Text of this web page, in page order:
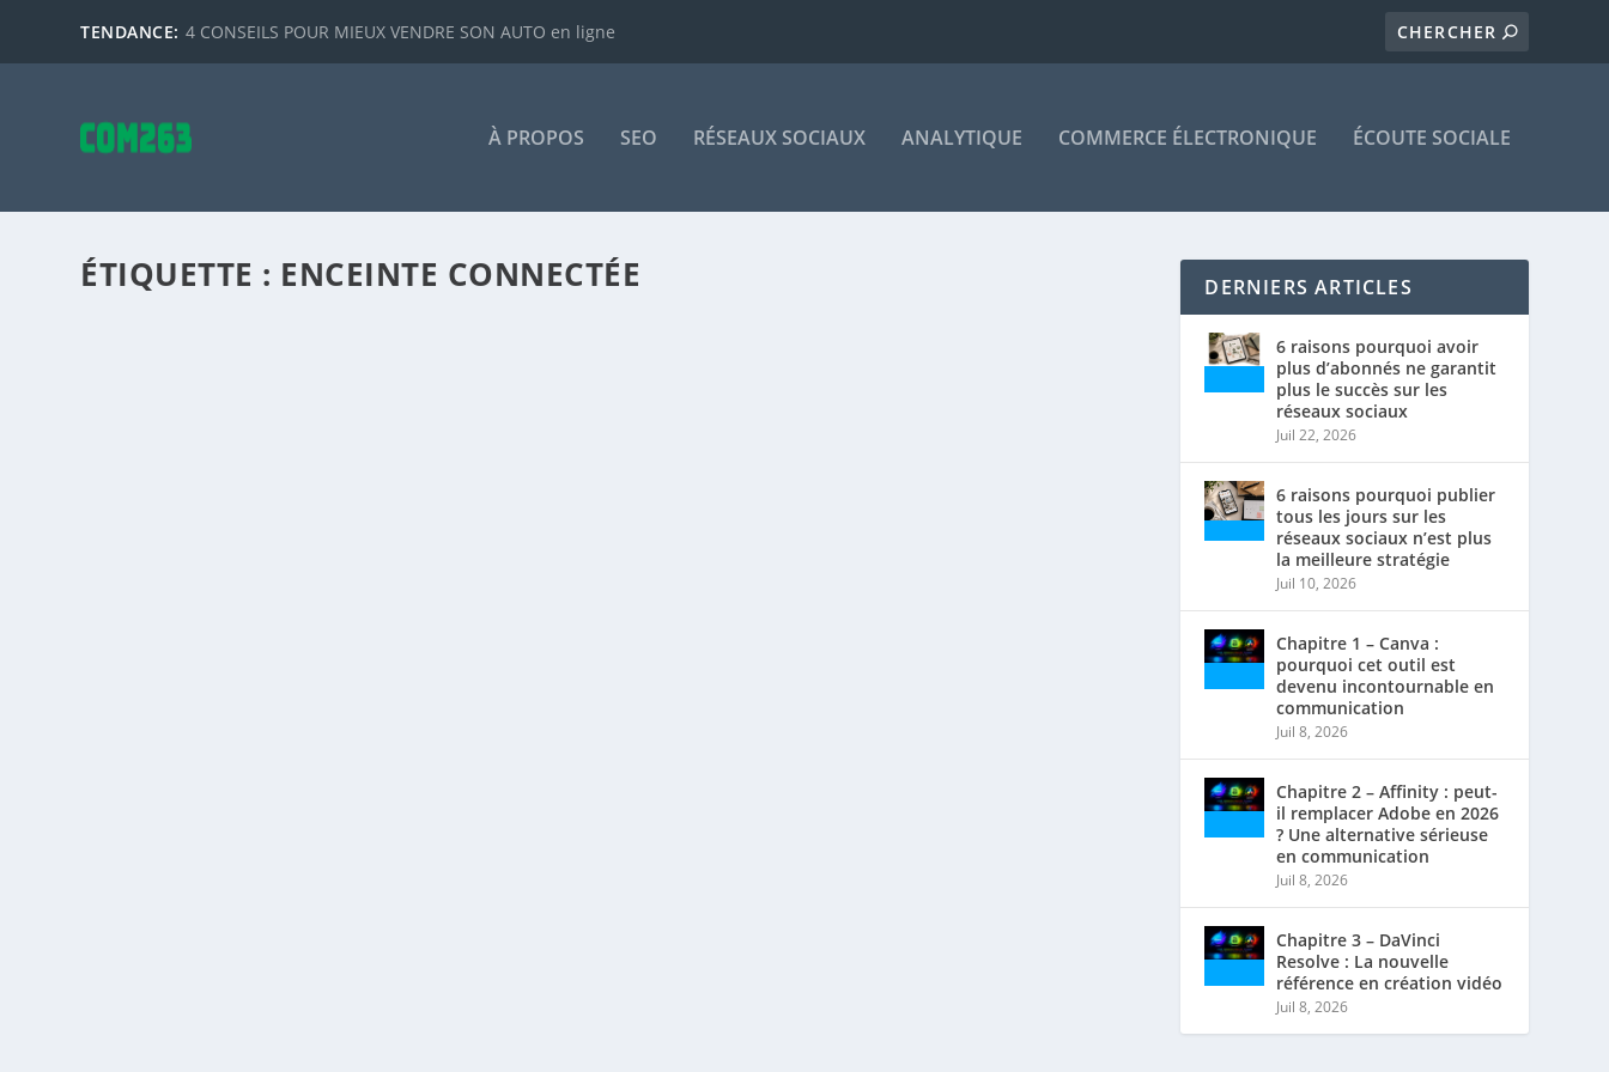
TENDANCE: 4 CONSEILS POUR MIEUX VENDRE SON AUTO en ligne
À PROPOS SEO RÉSEAUX SOCIAUX ANALYTIQUE COMMERCE ÉLECTRONIQUE ÉCOUTE SOCIALE
ÉTIQUETTE : ENCEINTE CONNECTÉE DERNIERS ARTICLES
6 raisons pourquoi avoir
plus d’abonnés ne garantit
plus le succès sur les
réseaux sociaux
Juil 22, 2026
6 raisons pourquoi publier
tous les jours sur les
réseaux sociaux n’est plus
la meilleure stratégie
Juil 10, 2026
Chapitre 1 – Canva :
pourquoi cet outil est
devenu incontournable en
communication
Juil 8, 2026
Chapitre 2 – Affinity : peut-
il remplacer Adobe en 2026
? Une alternative sérieuse
en communication
Juil 8, 2026
Chapitre 3 – DaVinci
Resolve : La nouvelle
référence en création vidéo
Juil 8, 2026